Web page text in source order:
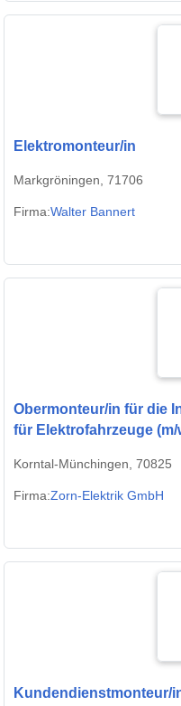
Elektromonteur/in
Markgröningen, 71706
Firma:Walter Bannert
Obermonteur/in für die
für Elektrofahrzeuge (m/
Korntal-Münchingen, 70825
Firma:Zorn-Elektrik GmbH
Kundendienstmonteur/